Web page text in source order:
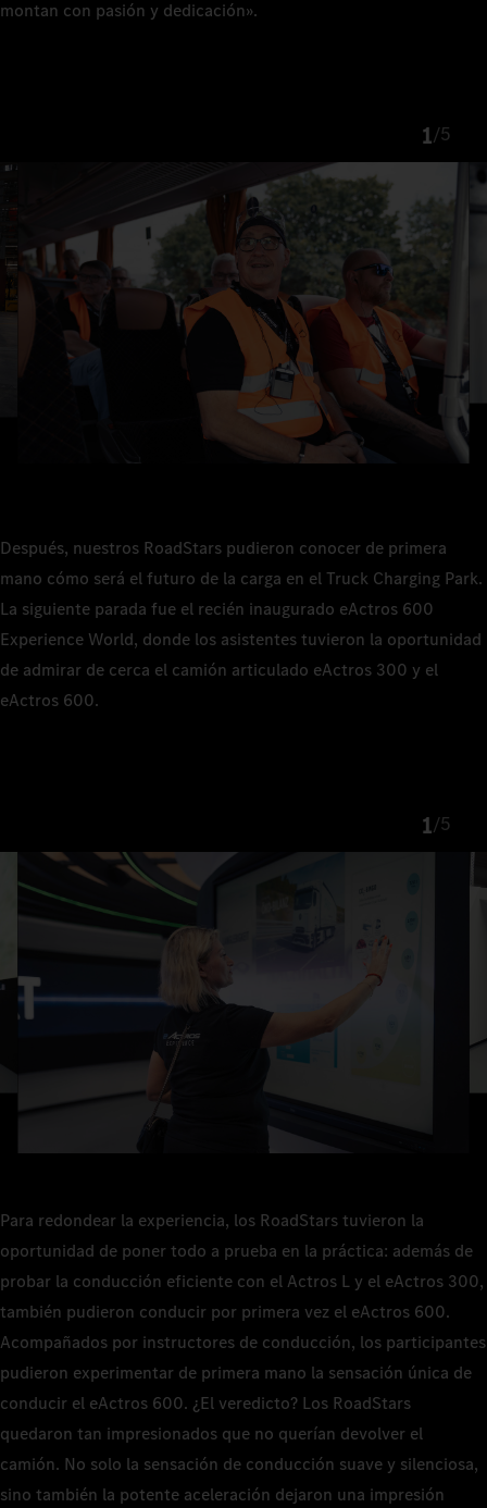
montan con pasión y dedicación».
1/5
Después, nuestros RoadStars pudieron conocer de primera
mano cómo será el futuro de la carga en el Truck Charging Park.
La siguiente parada fue el recién inaugurado eActros 600
Experience World, donde los asistentes tuvieron la oportunidad
de admirar de cerca el camión articulado eActros 300 y el
eActros 600.
1/5
Para redondear la experiencia, los RoadStars tuvieron la
oportunidad de poner todo a prueba en la práctica: además de
probar la conducción eficiente con el Actros L y el eActros 300,
también pudieron conducir por primera vez el eActros 600.
Acompañados por instructores de conducción, los participantes
pudieron experimentar de primera mano la sensación única de
conducir el eActros 600. ¿El veredicto? Los RoadStars
quedaron tan impresionados que no querían devolver el
camión. No solo la sensación de conducción suave y silenciosa,
sino también la potente aceleración dejaron una impresión